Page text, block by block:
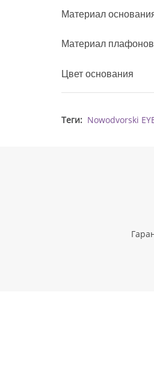
Материал
Материал плафонов
Цвет основания
Теги: Nowodvorski